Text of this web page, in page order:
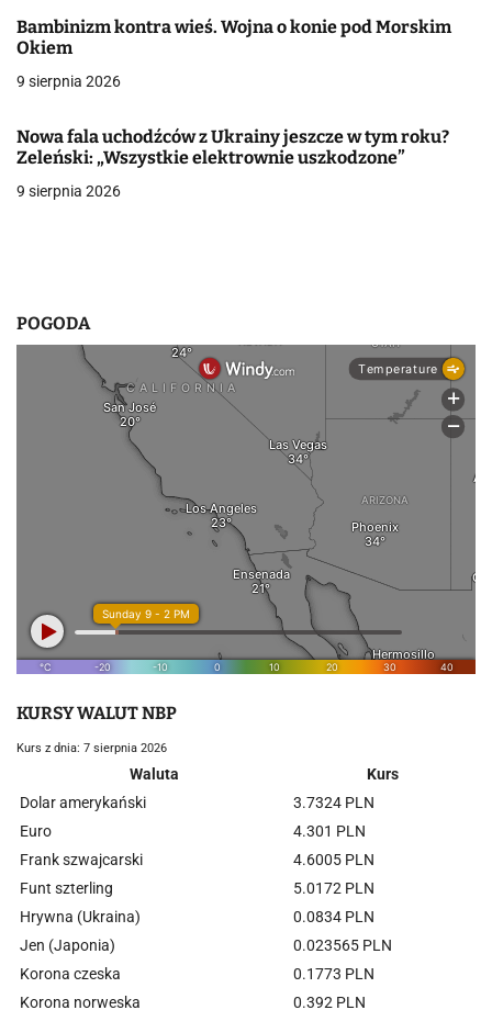
w
p
s
u
Bambinizm kontra wieś. Wojna o konie pod Morskim
Okiem
9 sierpnia 2026
Nowa fala uchodźców z Ukrainy jeszcze w tym roku?
Zeleński: „Wszystkie elektrownie uszkodzone”
9 sierpnia 2026
POGODA
KURSY WALUT NBP
Kurs z dnia: 7 sierpnia 2026
Waluta
Kurs
Dolar amerykański
3.7324 PLN
Euro
4.301 PLN
Frank szwajcarski
4.6005 PLN
Funt szterling
5.0172 PLN
Hrywna (Ukraina)
0.0834 PLN
Jen (Japonia)
0.023565 PLN
Korona czeska
0.1773 PLN
Korona norweska
0.392 PLN